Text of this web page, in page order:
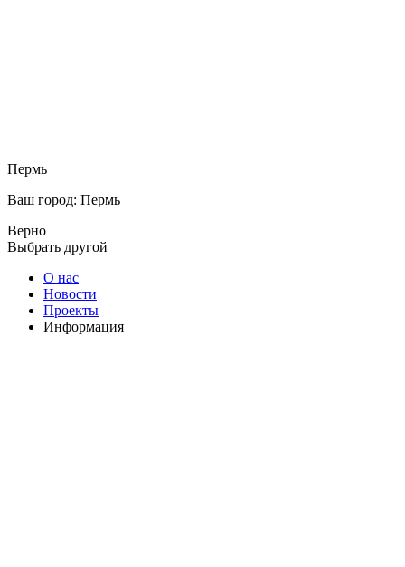
Пермь
Ваш город: Пермь
Верно
Выбрать другой
О нас
Новости
Проекты
Информация